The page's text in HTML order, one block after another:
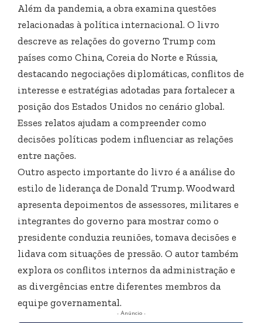
Além da pandemia, a obra examina questões
relacionadas à política internacional. O livro
descreve as relações do governo Trump com
países como China, Coreia do Norte e Rússia,
destacando negociações diplomáticas, conflitos de
interesse e estratégias adotadas para fortalecer a
posição dos Estados Unidos no cenário global.
Esses relatos ajudam a compreender como
decisões políticas podem influenciar as relações
entre nações.
Outro aspecto importante do livro é a análise do
estilo de liderança de Donald Trump. Woodward
apresenta depoimentos de assessores, militares e
integrantes do governo para mostrar como o
presidente conduzia reuniões, tomava decisões e
lidava com situações de pressão. O autor também
explora os conflitos internos da administração e
as divergências entre diferentes membros da
equipe governamental.
- Anúncio -